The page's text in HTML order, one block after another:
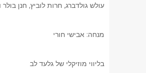
עולש גולדברג, חרות לוביץ, חנן בולר
מנחה: אבישי חורי
בליווי מוזיקלי של גלעד לב